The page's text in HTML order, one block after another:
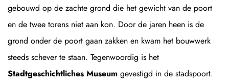
gebouwd op de zachte grond die het gewicht van de poort
en de twee torens niet aan kon. Door de jaren heen is de
grond onder de poort gaan zakken en kwam het bouwwerk
steeds schever te staan. Tegenwoordig is het
Stadtgeschichtliches Museum gevestigd in de stadspoort.